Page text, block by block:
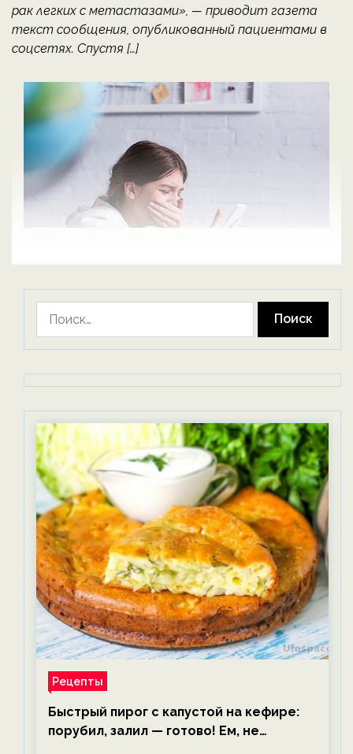
рак легких с метастазами», — приводит газета
текст сообщения, опубликованный пациентами в
соцсетях. Спустя […]
Рецепты
Быстрый пирог с капустой на кефире:
порубил, залил — готово! Ем, не